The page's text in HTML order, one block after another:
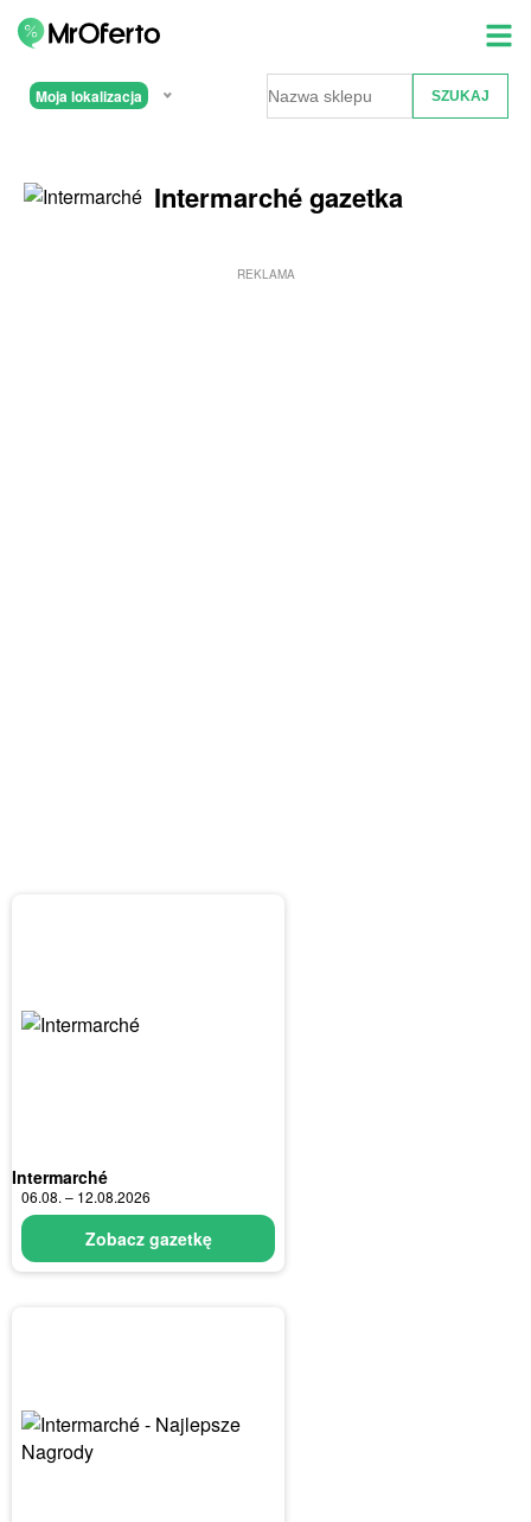
Moja lokalizacja
Intermarché gazetka
REKLAMA
Intermarché
06.08. – 12.08.2026
Zobacz gazetkę